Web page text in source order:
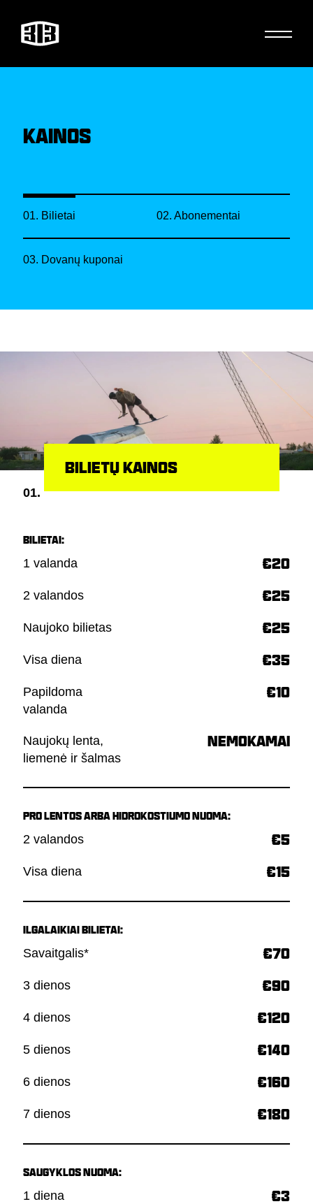
KAINOS
01. Bilietai 02. Abonementai
03. Dovanų kuponai
01.
BILIETŲ KAINOS
BILIETAI:
1 valanda €20
2 valandos €25
Naujoko bilietas €25
Visa diena €35
Papildoma
valanda
€10
Naujokų lenta,
liemenė ir šalmas
NEMOKAMAI
PRO LENTOS ARBA HIDROKOSTIUMO NUOMA:
2 valandos €5
Visa diena €15
ILGALAIKIAI BILIETAI:
Savaitgalis* €70
3 dienos €90
4 dienos €120
5 dienos €140
6 dienos €160
7 dienos €180
SAUGYKLOS NUOMA:
1 diena €3